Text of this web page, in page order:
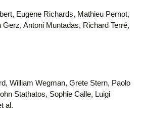
Eugene Richards, Mathieu Pernot,
Antoni Muntadas, Richard Terré,
William Wegman, Grete Stern, Paolo
Stathatos, Sophie Calle, Luigi
al.